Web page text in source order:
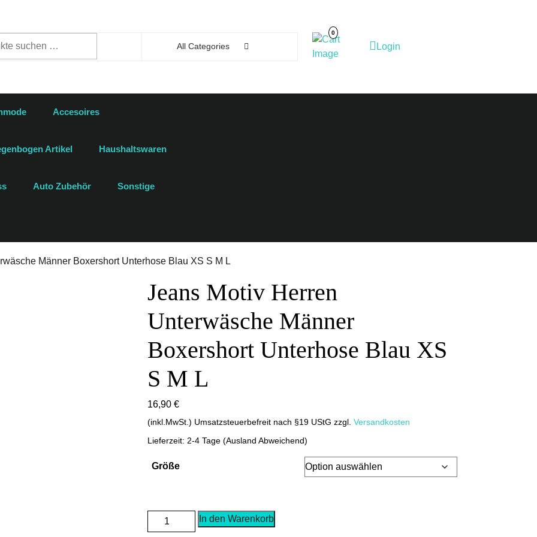
All Categories
0
Login
Accesoires
Artikel Haushaltswaren
Auto Zubehör Sonstige
Männer Boxershort Unterhose Blau XS S M L
Jeans Motiv Herren
Unterwäsche Männer
Boxershort Unterhose Blau XS
S M L
16,90 €
(inkl.MwSt.) Umsatzsteuerbefreit nach §19 UStG zzgl. Versandkosten
Lieferzeit: 2-4 Tage (Ausland Abweichend)
Größe
Jeans
Motiv
In den Warenkorb